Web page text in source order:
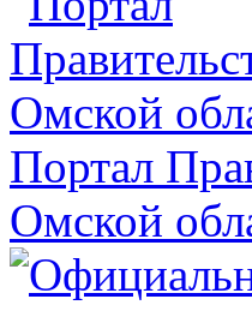
Портал
Омской